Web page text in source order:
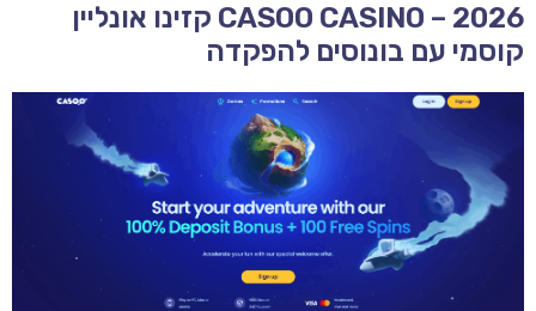
CASOO CASINO – 2026 קזינו אונליין
קוסמי עם בונוסים להפקדה